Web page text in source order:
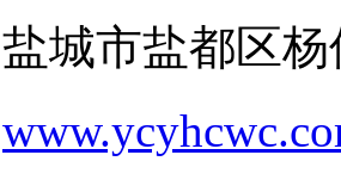
城市盐都区